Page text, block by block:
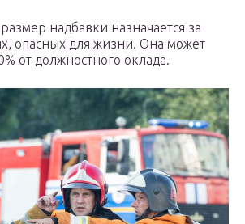
надбавки назначается за
опасных для жизни. Она может
от должностного оклада.